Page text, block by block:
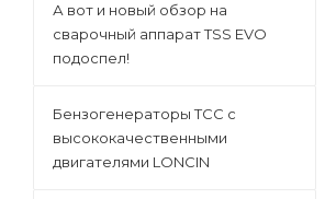
А вот и новый обзор на
сварочный аппарат TSS EVO
подоспел!
Бензогенераторы ТСС с
высококачественными
двигателями LONCIN